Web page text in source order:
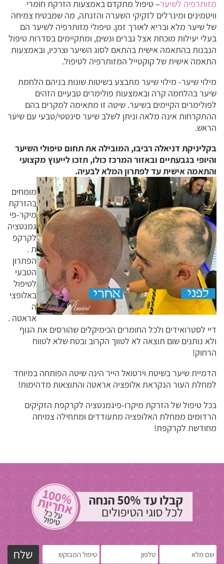
מזותרפיה לשיער– טיפול מתקדם באמצעות הזרקת חומרי
וויטמינים ומינרלים לזקיקי השערה והזנתה, מה שמבטיח צמיחה
של שיער מלא ובריא לאורך זמן. טיפולי מזותרפיה לשיער הם
בעלי יעילות מוכחת אצל גברים ונשים, ומתקיימים בסדרות טיפול
הנבנות בהתאמה אישית בהתאם לסוג השיער וצרכיו, ובאמצעות
התאמה אישית של קוקטייל המזותרפיה לטיפול.
מילוי שיער- מילוי שיער מתבצע בשיטות שונות בניהם הלחמת
שיער בהלחמה קרה ובאמצעות פולימרים טבעיים הזהים
לפולימרים הקיימים בשיער. שיטה זו מתאימה למקרים בהם
ההתקרחות אינה מלאה וניתן לשלב שיער סינטטי/טבעי עם שיער
הראש.
בקליניקת דניאלה רביבו, המובילה את תחום טיפולי השיער
והיופי בגבעתיים ובאזור המרכז כולו, תזכו לייעוץ מקצועי
והתאמה אישית עד לפתרון המלא לבעיה.
מומחים
בהזרקת
מיקר-פי
גמנטציה
לקרקפ
ת .
הפתרון
הטבעי
לטיפול
באלופצי
ה
אראטה .
דיי לסטרואידים ולכל החומרים הכימיקלים שהורסים את הגוף
ולא נותנים שום תוצאה לא לטווך הקרוב ובטח שלא לטווח
הרחוק!
הדמיית שיער בשיטת וירטואל הייר הינה שיטה הפותחה במיוחד
למחלת העור הנקראת אלופציה אראטה והתוצאות מדהימות!
בכל טיפול של הזרקת מיקרו-פיגמנטציה לקרקפת הזקיקים
הרדומים ממחלת האלופציה מתעודדים ומתחילה צמיחה
מחודשת לקרקפת!